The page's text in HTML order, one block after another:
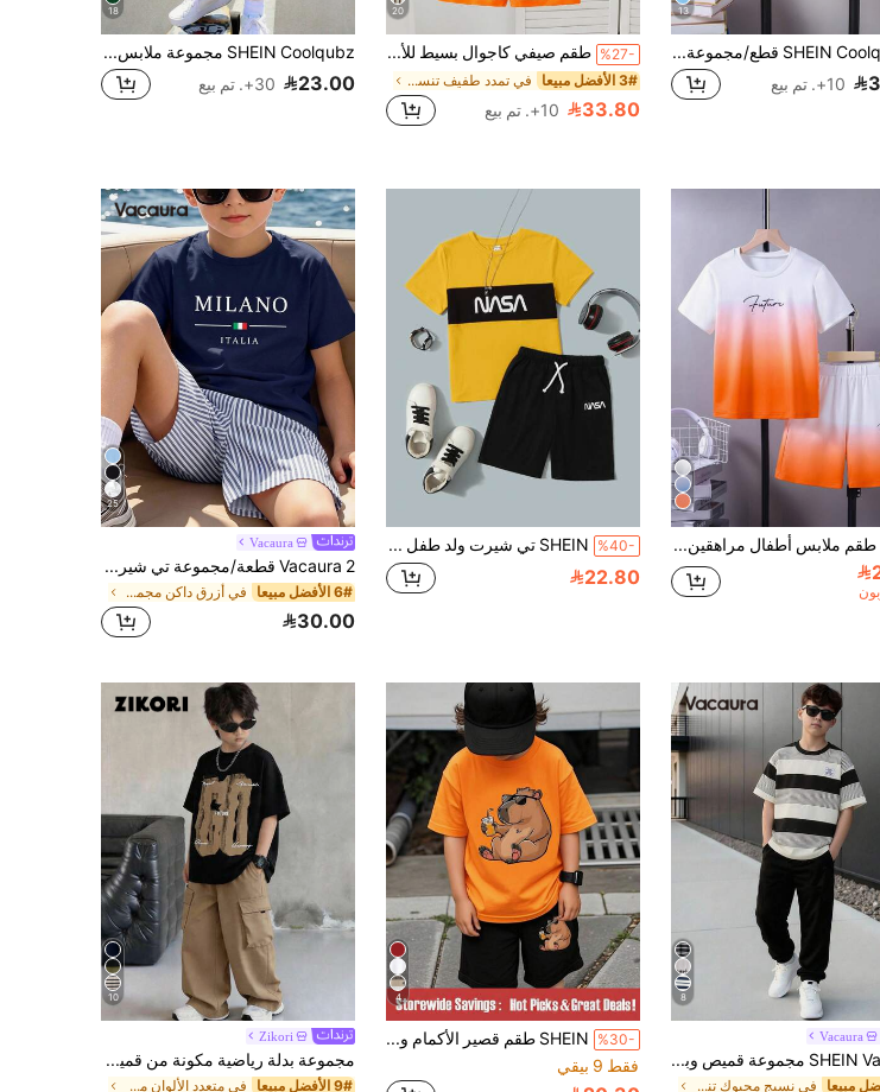
13
SHEIN Coolqubz 3 قطع/مجموعة قميص كارجو مع طباعة دب جميلة، وشورت جيب كارجو وحقيبة عبر الجسم للأطفال الكبار للربيع والصيف
10+. تم بيع
20
%27- طقم صيفي كاجوال بسيط للأولاد المراهقين، ملابس علوية بأكمام قصيرة وشورت بنقشة جاكار وألوان متباينة، بقصة فضفاضة ومريحة، مناسب للخروجات اليومية وأنشطة المدرسة والتجمعات العائلية واللعب في الهواء الطلق
3# الأفضل مبيعا في تمدد طفيف تنسيقات قمصان للأولاد في سن ما قبل ال
33.80 10+. تم بيع
18
SHEIN Coolqubz مجموعة ملابس رياضية كاجوال للأولاد قطعتان، تيشيرت بياقة مستديرة وأكمام قصيرة وشورت، تيشيرت بطباعة أنيقة للخارج والشاطئ والعطلات، بدلة فضفاضة ناعمة ومريحة، مناسبة للصيف والرياضة والأوقات الحرة
23.00 30+. تم بيع
طقم ملابس أطفال مراهقين 2 قطعة - تي شيرت بأكمام قصيرة ذو طباعة حرفية وتصميم رسومات بطريقة نسيج المربوط مع شورت مطابق لخريف الصيف %40- SHEIN تي شيرت ولد طفل بطباعة أحرف ألوان متباينة & بنطلون قصير رباط خصر
22.80
25
Vacaura
Vacaura 2 قطعة/مجموعة تي شيرت قصير الأكمام وشورتات للأولاد المراهقين في الصيف، بأسلوب رياضي كاجوال، قاعدة زرقاء داكنة مع طباعة حروف إنجليزية وتصميم مخطط أزرق وأبيض، تي شيرت بياقة دائرية، قصة فضفاضة، شورتات مخططة مع جيوب جانبية مائلة، حزام خصر مطاطي، متعددة الاستخدامات للارتداء اليومي والمنزل والخروجات، مريحة وفضفاضة وعصرية وشخصية وبسيطة وأنيقة وشابة وحيوية
6# الأفضل مبيعا في أزرق داكن مجموعات الأولاد المراهقين
30.00
8
Vacaura
SHEIN Vacaura مجموعة قميص وبنطلون كاجوال للأولاد بتصميم بسيط من اللون الأزرق والرمادي والأبيض، مناسبة للارتداء اليومي في الربيع والصيف
في نسيج محبوك تنسيقات تي شيرت للأولاد في سن ما قبل
4
%30-
SHEIN طقم قصير الأكمام وشورت كاجوال عصري مطبوع برسوم كرتونية لطيفة لقضاء العطلة الصيفية للأولاد المراهقين، مكون من 2 قطعة
فقط 9 بيقي
10
Zikori
مجموعة بدلة رياضية مكونة من قميص أسود فضفاض وبنطال كارجو للأولاد/المراهقين، شراء واحد وأحصل على واحد مجانًا، مناسبة لمناسبات الربيع والصيف مثل الخروجات والعطلات والمناسبات العائلية والعودة للمدرسة والأعراس والأعياد والرياضة
9# الأفضل مبيعا في متعدد الألوان مجموعات الأولاد المراهقين